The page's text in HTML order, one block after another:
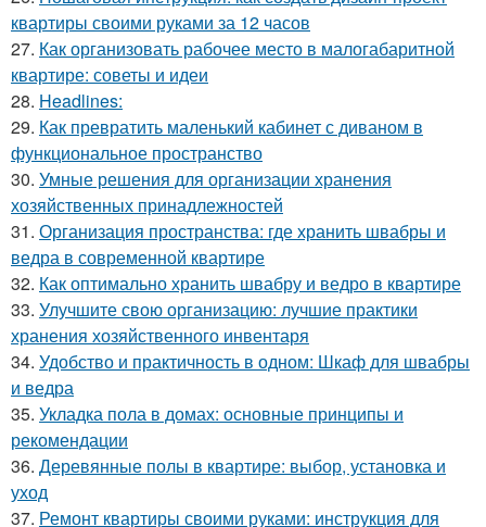
квартиры своими руками за 12 часов
27. Как организовать рабочее место в малогабаритной
квартире: советы и идеи
28. Headlines:
29. Как превратить маленький кабинет с диваном в
функциональное пространство
30. Умные решения для организации хранения
хозяйственных принадлежностей
31. Организация пространства: где хранить швабры и
ведра в современной квартире
32. Как оптимально хранить швабру и ведро в квартире
33. Улучшите свою организацию: лучшие практики
хранения хозяйственного инвентаря
34. Удобство и практичность в одном: Шкаф для швабры
и ведра
35. Укладка пола в домах: основные принципы и
рекомендации
36. Деревянные полы в квартире: выбор, установка и
уход
37. Ремонт квартиры своими руками: инструкция для